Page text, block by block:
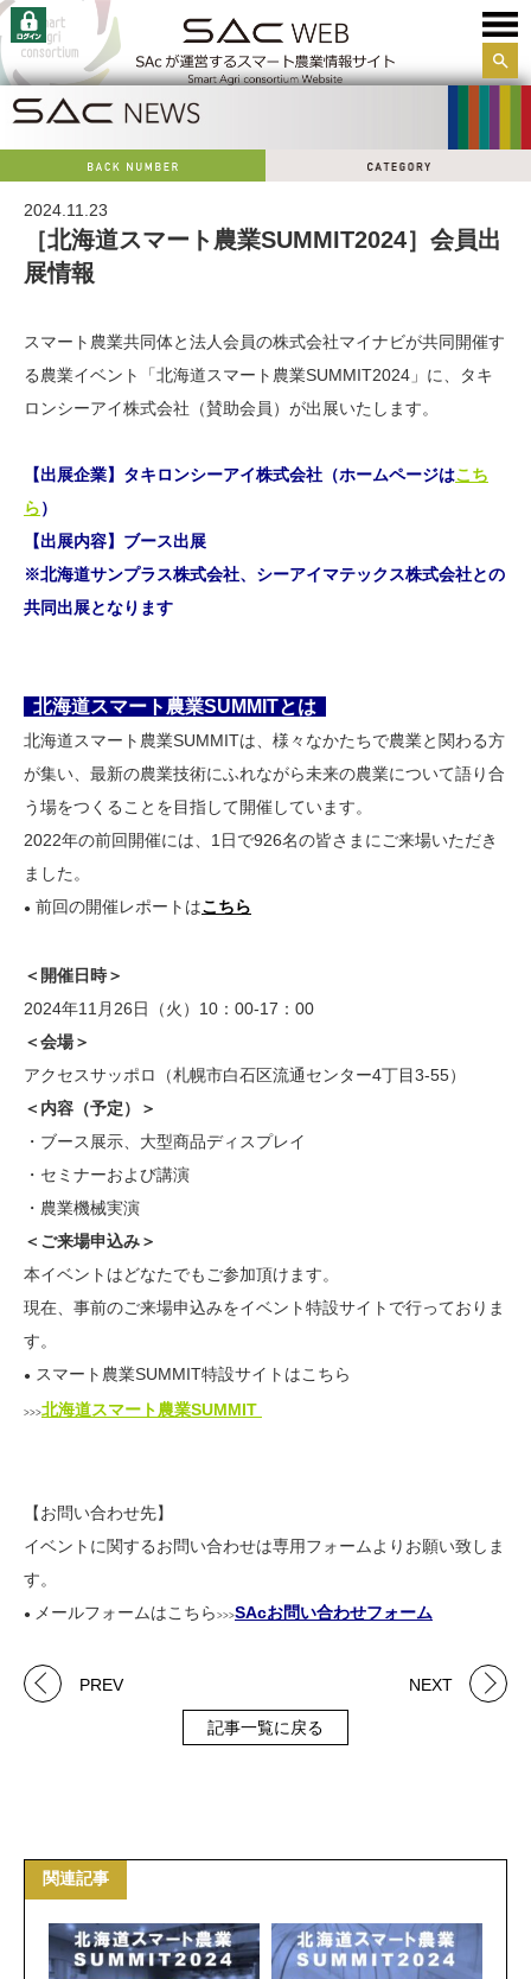
サイ
2024.11.23
［北海道スマート農業SUMMIT2024］会員出
展情報
スマート農業共同体と法人会員の株式会社マイナビが共同開催す
る農業イベント「北海道スマート農業SUMMIT2024」に、タキ
ロンシーアイ株式会社（賛助会員）が出展いたします。
【出展企業】タキロンシーアイ株式会社 （ホームページはこち
ら）
【出展内容】ブース出展
※北海道サンプラス株式会社、シーアイマテックス株式会社との
共同出展となります
北海道スマート農業SUMMITとは
北海道スマート農業SUMMITは、様々なかたちで農業と関わる方
が集い、最新の農業技術にふれながら未来の農業について語り合
う場をつくることを目指して開催しています。
2022年の前回開催には、1日で926名の皆さまにご来場いただき
ました。
● 前回の開催レポートはこちら
＜開催日時＞
2024年11月26日（火）10：00-17：00
＜会場＞
アクセスサッポロ（札幌市白石区流通センター4丁目3-55）
＜内容（予定）＞
・ブース展示、大型商品ディスプレイ
・セミナーおよび講演
・農業機械実演
＜ご来場申込み＞
本イベントはどなたでもご参加頂けます。
現在、事前のご来場申込みをイベント特設サイトで行っておりま
す。
● スマート農業SUMMIT特設サイトはこちら
>>>北海道スマート農業SUMMIT
【お問い合わせ先】
イベントに関するお問い合わせは専用フォームよりお願い致しま
す。
● メールフォームはこちら >>>SAcお問い合わせフォーム
PREV
記事一覧に戻る
NEXT
関連記事